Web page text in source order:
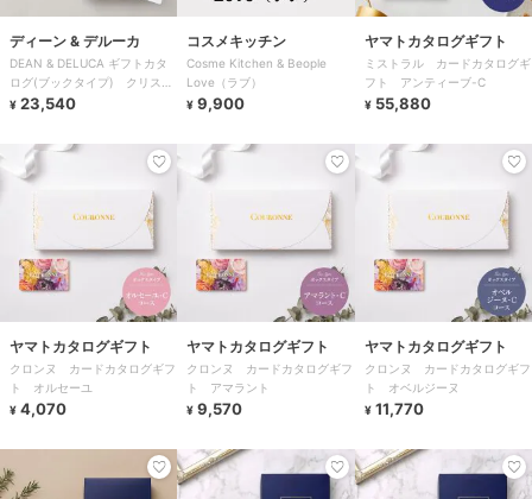
ディーン & デルーカ
DEAN & DELUCA ギフトカタ
ログ(ブックタイプ) クリスタ
ル-BC
¥ 23,540
コスメキッチン
Cosme Kitchen & Beople
Love（ラブ）
¥ 9,900
ヤマトカタログギフト
ミストラル カードカタログギ
フト アンティーブ-C
¥ 55,880
ヤマトカタログギフト
クロンヌ カードカタログギフ
ト オルセーユ
¥ 4,070
ヤマトカタログギフト
クロンヌ カードカタログギフ
ト アマラント
¥ 9,570
ヤマトカタログギフト
クロンヌ カードカタログギフ
ト オベルジーヌ
¥ 11,770